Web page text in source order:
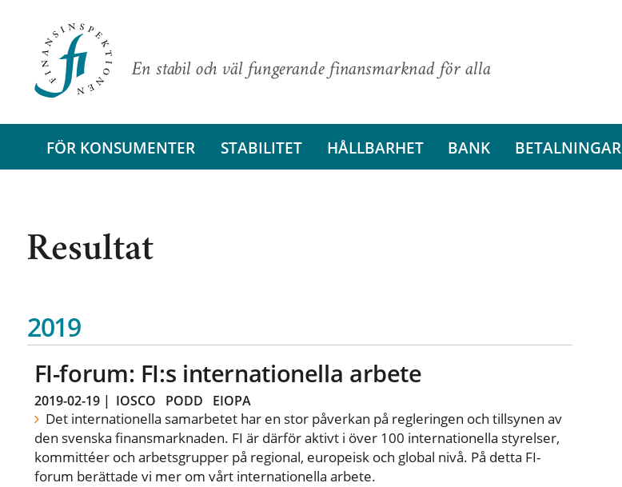
En stabil och väl fungerande finansmarknad för alla
FÖR KONSUMENTER STABILITET HÅLLBARHET BANK BETALNINGAR
Resultat
2019
FI-forum: FI:s internationella arbete
2019-02-19| IOSCO PODD EIOPA
Det internationella samarbetet har en stor påverkan på regleringen och tillsynen av
den svenska finansmarknaden. FI är därför aktivt i över 100 internationella styrelser,
kommittéer och arbetsgrupper på regional, europeisk och global nivå. På detta FI-
forum berättade vi mer om vårt internationella arbete.